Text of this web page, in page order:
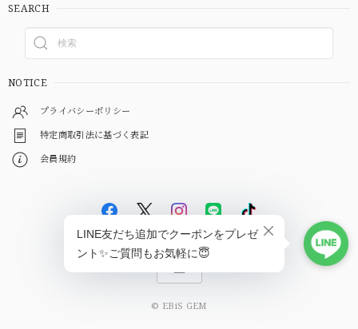
SEARCH
NOTICE
プライバシーポリシー
特定商取引法に基づく表記
会員規約
© EBiS GEM